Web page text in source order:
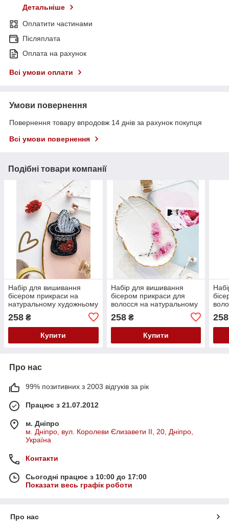
Детальніше
Оплатити частинами
Післяплата
Оплата на рахунок
Всі умови оплати
Умови повернення
Повернення товару впродовж 14 днів за рахунок покупця
Всі умови повернення
Подібні товари компанії
Набір для вишивання
бісером прикраси на
натуральному художньому
холсті "Фокус" Абрис Арт
AD-069
258 ₴
Купити
Набір для вишивання
бісером прикраси для
волосся на натуральному
"Цукерка" Абрис Арт ADH-
005
258₴
Купити
258
Про нас
99% позитивних з 2003 відгуків за рік
Працює з 21.07.2012
м. Дніпро
м. Дніпро, вул. Королеви Єлизавети ІІ, 20, Дніпро,
Україна
Контакти
Сьогодні працює з 10:00 до 17:00
Показати весь графік роботи
Про нас